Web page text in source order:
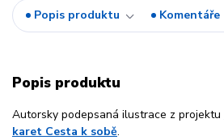
Popis produktu Komentáře
Popis produktu
Autorsky podepsaná ilustrace z projektu
karet Cesta k sobě.